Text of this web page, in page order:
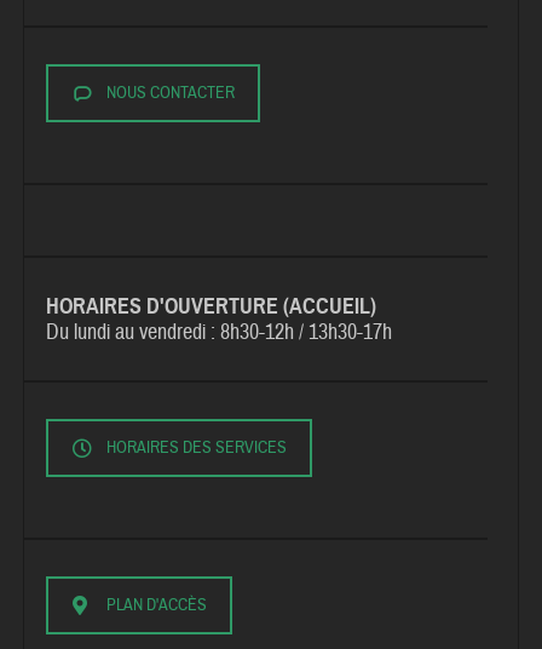
NOUS CONTACTER
HORAIRES D'OUVERTURE (ACCUEIL)
Du lundi au vendredi :8h30-12h / 13h30-17h
HORAIRES DES SERVICES
PLAN D'ACCÈS